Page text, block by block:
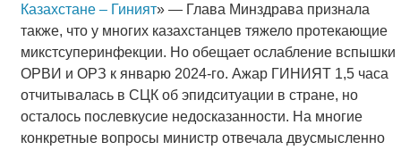
Казахстане – Гиният» — Глава Минздрава признала
также, что у многих казахстанцев тяжело протекающие
микстсуперинфекции. Но обещает ослабление вспышки
ОРВИ и ОРЗ к январю 2024-го. Ажар ГИНИЯТ 1,5 часа
отчитывалась в СЦК об эпидситуации в стране, но
осталось послевкусие недосказанности. На многие
конкретные вопросы министр отвечала двусмысленно